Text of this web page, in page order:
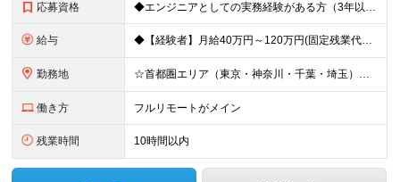
応募資格 ◆エンジニアとしての実務経験がある方（3年以上） └システムやアプリの設計・開発、インフラ設計・構築の経験のある方を想定 ◆マネジメント経験は不問 ◆学歴不問／ブランクOK 【こんな方も歓迎です！】
給与 ◆【経験者】月給40万円～120万円(固定残業代含む)+各種手当 ※月30時間（76,000円～）の固定残業代を含みます。 ※上記を超える時間外労働分は追加で支給。 ※6ヶ月の試用期間あり（条件に変動
勤務地 ☆首都圏エリア（東京・神奈川・千葉・埼玉）・名古屋・大阪・福岡を中心とした全国各地のプロジェクト先に参画いただきます。 ※希望をヒアリングした上で決定します ☆全国各地からフルリモートOK 【本社】
働き方 フルリモートがメイン
残業時間 10時間以内